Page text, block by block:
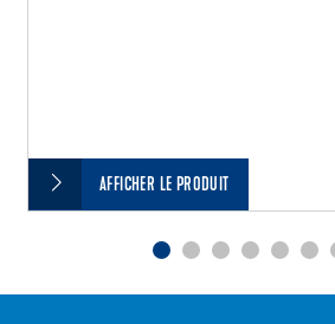
AFFICHER LE PRODUIT